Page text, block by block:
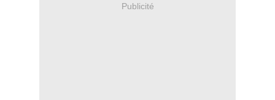
Publicité